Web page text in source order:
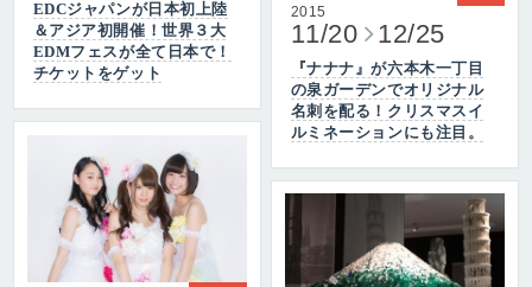
EDCジャパンが日本初上陸
＆アジア初開催！世界３大
EDMフェスが全て日本で！
チケットをゲット
2015
11/20 12/25
『ナナナ』が六本木一丁目
の泉ガーデンでオリジナル
名刺を配る！クリスマスイ
ルミネーションにも注目。